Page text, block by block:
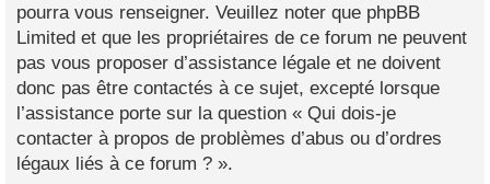
pourra vous renseigner. Veuillez noter que phpBB
Limited et que les propriétaires de ce forum ne peuvent
pas vous proposer d’assistance légale et ne doivent
donc pas être contactés à ce sujet, excepté lorsque
l’assistance porte sur la question « Qui dois-je
contacter à propos de problèmes d’abus ou d’ordres
légaux liés à ce forum ? ».